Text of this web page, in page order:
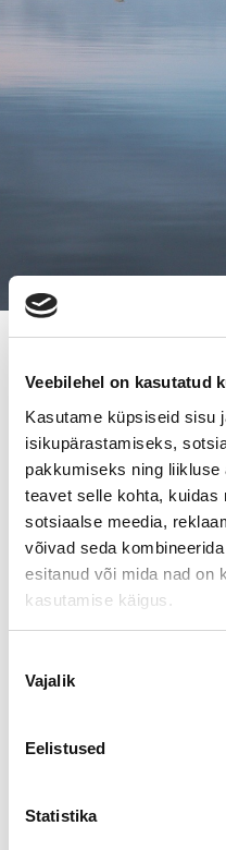
Veebilehel on kasutatud
Kasutame küpsiseid sisu
isikupärastamiseks,
pakkumiseks ning
teavet selle kohta,
sotsiaalse meedia,
võivad seda
esitanud või mida nad on
kasutamise käigus.
valik
Vajalik
Eelistused
Statistika
MITEN
28.2.2017
Aika:tiistai 28.2.2017 kello
Paikka:
Pielisen Osuuspankki
Porokylänkatu 19,
Tilaisuudessa annetaan
ja esittellään käytettävissä
organisaatioita sekä niiden
tapaaminen.
Karjalan Kehittämiskeskus